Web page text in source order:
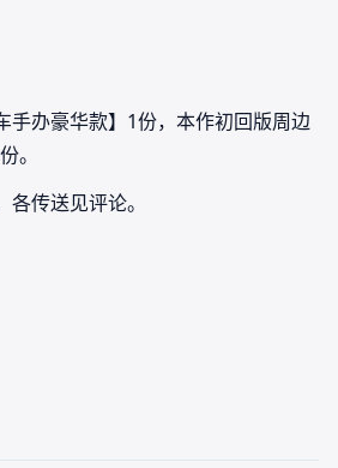
手办豪华款】1份，本作初回版周边
。
传送见评论。